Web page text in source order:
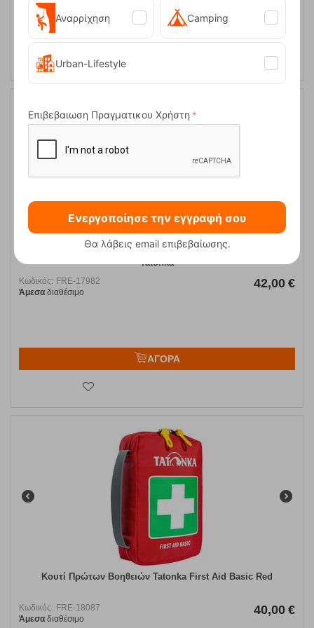
ΑΓΟΡΑ
First Aid Basic Waterproof Red Φαρμακείο Πρώτων Βοηθειών
Tatonka
Κωδικός: FRE-17982
Άμεσα διαθέσιμο
42,00 €
ΑΓΟΡΑ
Κουτί Πρώτων Βοηθειών Tatonka First Aid Basic Red
Κωδικός: FRE-18087
Άμεσα διαθέσιμο
40,00 €
Αναρρίχηση Camping
Urban-Lifestyle
Επιβεβαιωση Πραγματικου Χρήστη
Ενεργοποίησε την εγγραφή σου
Θα λάβεις email επιβεβαίωσης.